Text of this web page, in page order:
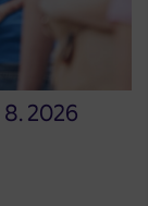
8. 2026